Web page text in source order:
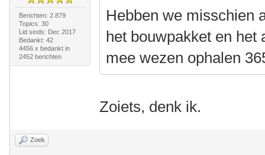
Berichten: 2.879
Topics: 30
Lid sinds: Dec 2017
Bedankt: 42
4456 x bedankt in
2452 berichten
Hebben we misschien
het bouwpakket en het
mee wezen ophalen
Zoiets, denk ik.
Zoek